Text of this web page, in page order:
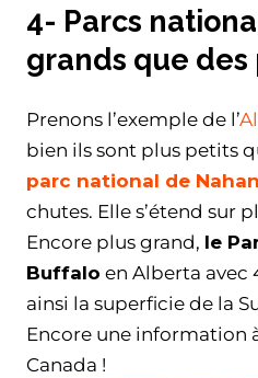
4- Parcs
grands que des
Prenons l’exemple de l’
bien ils sont plus petits
parc national de
chutes. Elle s’étend sur
Encore plus grand, le
Buffalo en Alberta avec
ainsi la superficie de la
Encore une information
Canada !